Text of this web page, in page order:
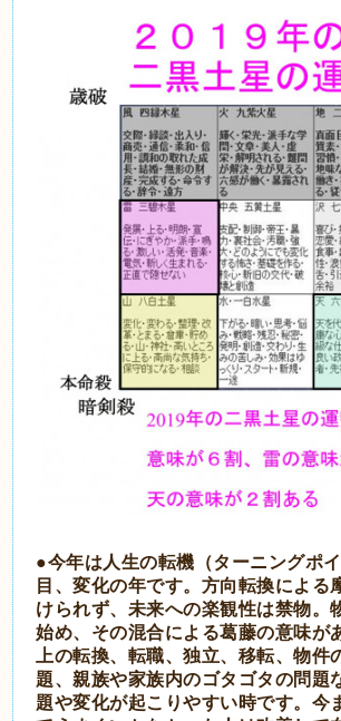
●今年は人生の転機（ターニングポ
目、変化の年です。方向転換による
けられず、未来への楽観性は禁物。
始め、その混合による葛藤の意味が
上の転換、転職、独立、移転、物件
題、親族や家族内のゴタゴタの問題
題や変化が起こりやすい時です。今